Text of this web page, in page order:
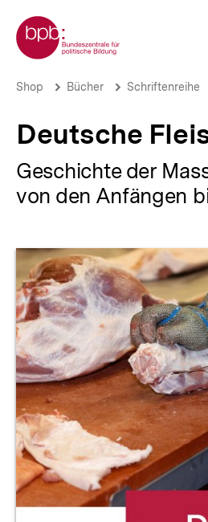
zum
Seiteninhalt
springen
Zur Startseite der bpb
Deutsche
bpb.de
Brotkrümelnavigation
Shop Bücher Schriftenreihe
Deutsche
Geschichte der
von den Anfängen